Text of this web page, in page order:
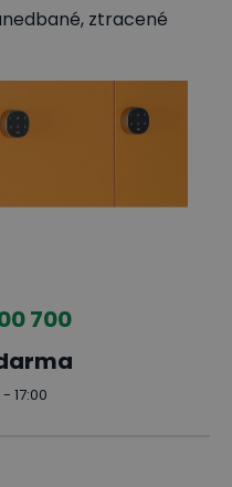
ztracené
700
17:00